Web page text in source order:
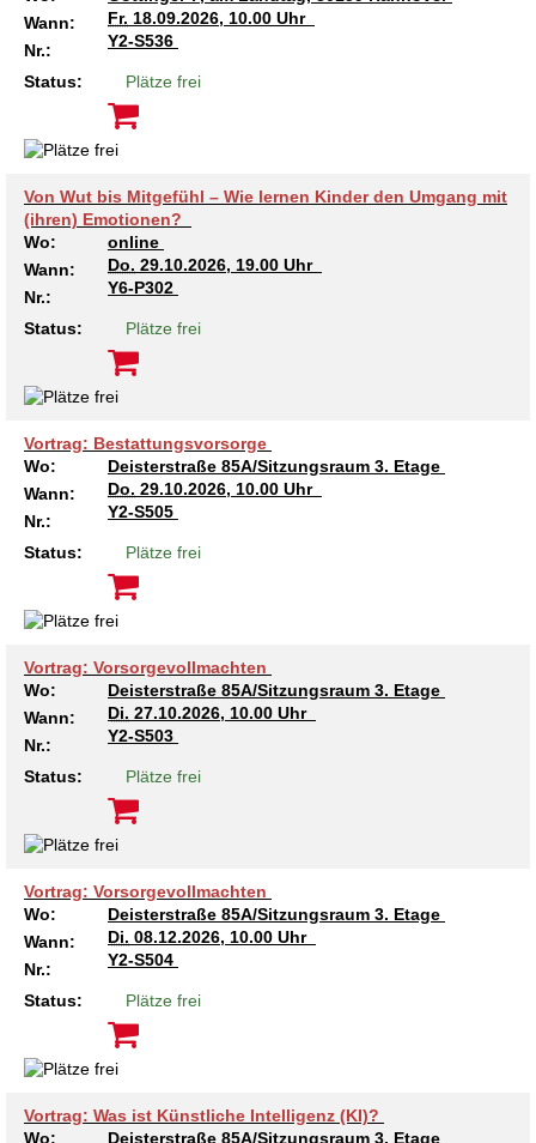
Wann:
Fr. 18.09.2026, 10.00 Uhr
Nr.:
Y2-S536
Status: Plätze frei
Von Wut bis Mitgefühl – Wie lernen Kinder den Umgang mit
(ihren) Emotionen?
Wo:
online
Wann:
Do. 29.10.2026, 19.00 Uhr
Nr.:
Y6-P302
Status: Plätze frei
Vortrag: Bestattungsvorsorge
Wo:
Deisterstraße 85A/Sitzungsraum 3. Etage
Wann:
Do. 29.10.2026, 10.00 Uhr
Nr.:
Y2-S505
Status: Plätze frei
Vortrag: Vorsorgevollmachten
Wo:
Deisterstraße 85A/Sitzungsraum 3. Etage
Wann:
Di. 27.10.2026, 10.00 Uhr
Nr.:
Y2-S503
Status: Plätze frei
Vortrag: Vorsorgevollmachten
Wo:
Deisterstraße 85A/Sitzungsraum 3. Etage
Wann:
Di. 08.12.2026, 10.00 Uhr
Nr.:
Y2-S504
Status: Plätze frei
Vortrag: Was ist Künstliche Intelligenz (KI)?
Wo:
Deisterstraße 85A/Sitzungsraum 3. Etage